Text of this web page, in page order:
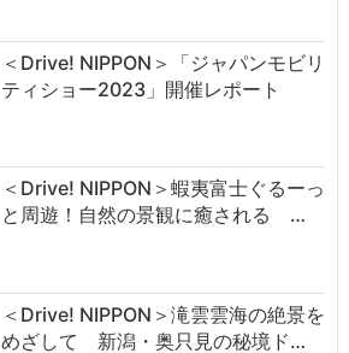
＜Drive! NIPPON＞「ジャパンモビリ
ティショー2023」開催レポート
＜Drive! NIPPON＞蝦夷富士ぐるーっ
と周遊！自然の景観に癒される …
＜Drive! NIPPON＞滝雲雲海の絶景を
めざして 新潟・奥只見の秘境ド…